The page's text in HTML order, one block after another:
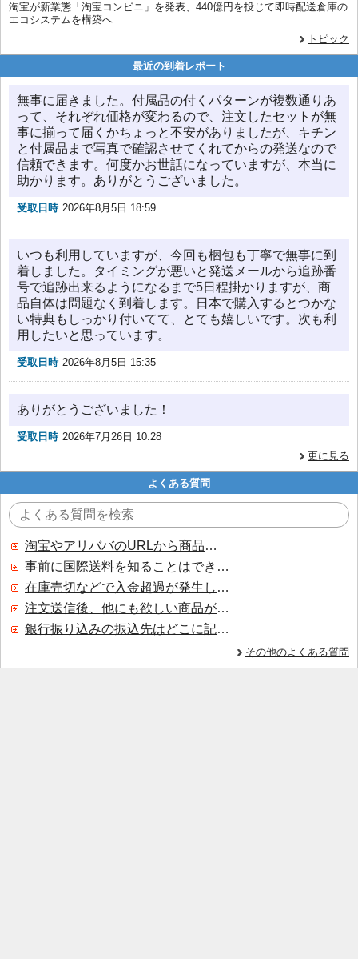
淘宝が新業態「淘宝コンビニ」を発表、440億円を投じて即時配送倉庫の
エコシステムを構築へ
トピック
最近の到着レポート
無事に届きました。付属品の付くパターンが複数通りあ
って、それぞれ価格が変わるので、注文したセットが無
事に揃って届くかちょっと不安がありましたが、キチン
と付属品まで写真で確認させてくれてからの発送なので
信頼できます。何度かお世話になっていますが、本当に
助かります。ありがとうございました。
受取日時 2026年8月5日 18:59
いつも利用していますが、今回も梱包も丁寧で無事に到
着しました。タイミングが悪いと発送メールから追跡番
号で追跡出来るようになるまで5日程掛かりますが、商
品自体は問題なく到着します。日本で購入するとつかな
い特典もしっかり付いてて、とても嬉しいです。次も利
用したいと思っています。
受取日時 2026年8月5日 15:35
ありがとうございました！
受取日時 2026年7月26日 10:28
更に見る
よくある質問
淘宝やアリババのURLから商品を探すことはできますか？
事前に国際送料を知ることはできますか？
在庫売切などで入金超過が発生した場合はいつ返金されますか？
注文送信後、他にも欲しい商品が見つかった場合、追加注文できますか？
銀行振り込みの振込先はどこに記載されていますか？
その他のよくある質問